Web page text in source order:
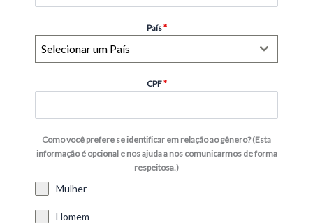
País*
Selecionar um País
CPF*
Como você prefere se identificar em relação ao gênero? (Esta
informação é opcional e nos ajuda a nos comunicarmos de forma
respeitosa.)
Mulher
Homem